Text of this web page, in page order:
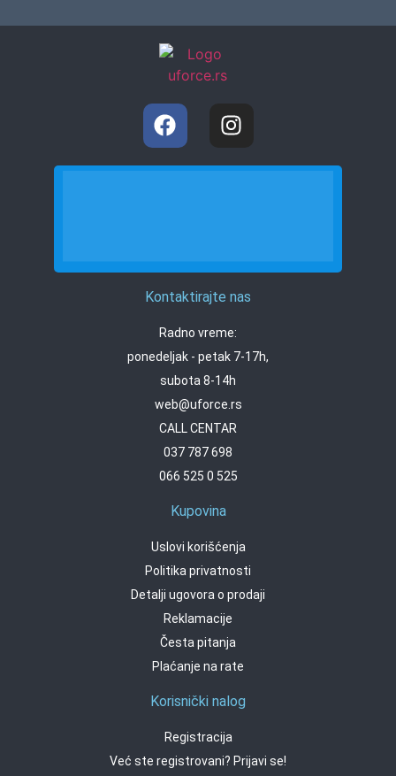
Kontaktirajte nas
Radno vreme:
ponedeljak - petak 7-17h,
subota 8-14h
web@uforce.rs
CALL CENTAR
037 787 698
066 525 0 525
Kupovina
Uslovi korišćenja
Politika privatnosti
Detalji ugovora o prodaji
Reklamacije
Česta pitanja
Plaćanje na rate
Korisnički nalog
Registracija
Već ste registrovani? Prijavi se!